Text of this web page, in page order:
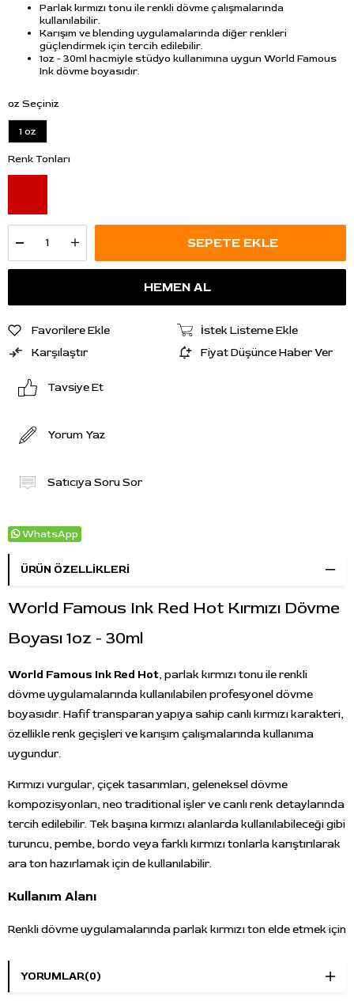
Parlak kırmızı tonu ile renkli dövme çalışmalarında
kullanılabilir.
Karışım ve blending uygulamalarında diğer renkleri
güçlendirmek için tercih edilebilir.
1oz - 30ml hacmiyle stüdyo kullanımına uygun World Famous
Ink dövme boyasıdır.
oz Seçiniz
1 oz
Renk Tonları
Favorilere Ekle
İstek Listeme Ekle
Karşılaştır
Fiyat Düşünce Haber Ver
Tavsiye Et
Yorum Yaz
Satıcıya Soru Sor
WhatsApp
ÜRÜN ÖZELLIKLERI
World Famous Ink Red Hot Kırmızı Dövme
Boyası 1oz - 30ml
World Famous Ink Red Hot, parlak kırmızı tonu ile renkli
dövme uygulamalarında kullanılabilen profesyonel dövme
boyasıdır. Hafif transparan yapıya sahip canlı kırmızı karakteri,
özellikle renk geçişleri ve karışım çalışmalarında kullanıma
uygundur.
Kırmızı vurgular, çiçek tasarımları, geleneksel dövme
kompozisyonları, neo traditional işler ve canlı renk detaylarında
tercih edilebilir. Tek başına kırmızı alanlarda kullanılabileceği gibi
turuncu, pembe, bordo veya farklı kırmızı tonlarla karıştırılarak
ara ton hazırlamak için de kullanılabilir.
Kullanım Alanı
Renkli dövme uygulamalarında parlak kırmızı ton elde etmek için
hazırlama çalışmalarına uygundur.
YORUMLAR(0)